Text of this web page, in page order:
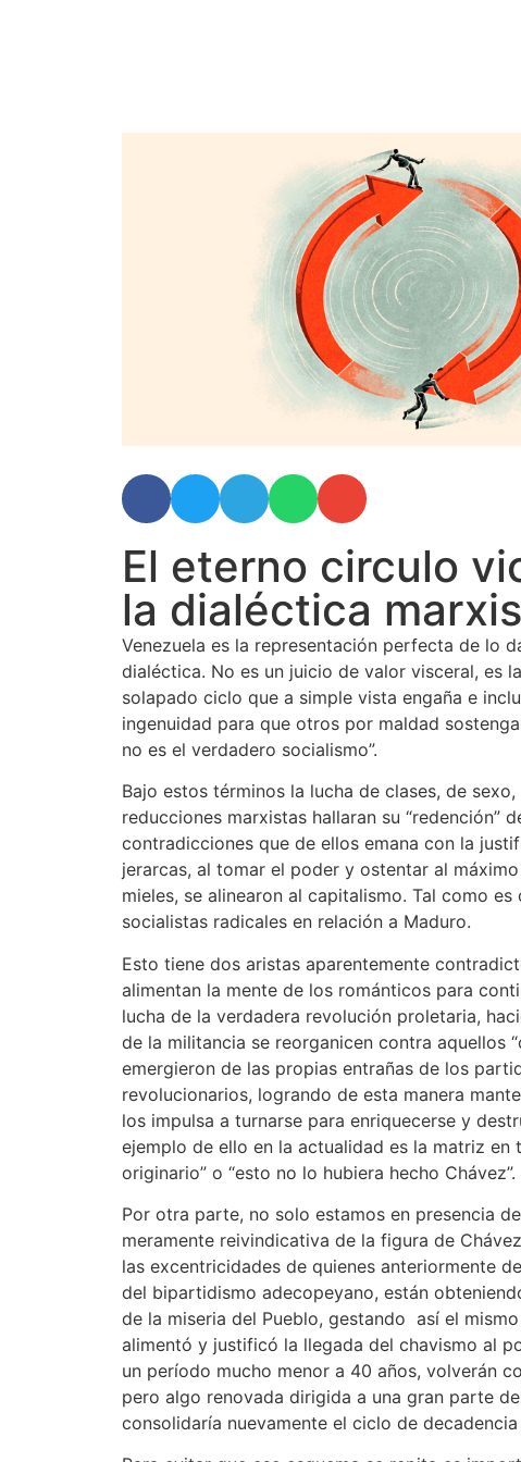
El eterno circulo
la dialéctica
Venezuela es la representación perfecta de lo
dialéctica. No es un juicio de valor visceral, es
solapado ciclo que a simple vista engaña e
ingenuidad para que otros por maldad
no es el verdadero socialismo”.
Bajo estos términos la lucha de clases, de
reducciones marxistas hallaran su “redención”
contradicciones que de ellos emana con la
jerarcas, al tomar el poder y ostentar al
mieles, se alinearon al capitalismo. Tal como
socialistas radicales en relación a Maduro.
Esto tiene dos aristas aparentemente
alimentan la mente de los románticos para
lucha de la verdadera revolución proletaria,
de la militancia se reorganicen contra aquellos
emergieron de las propias entrañas de los
revolucionarios, logrando de esta manera
los impulsa a turnarse para enriquecerse y
ejemplo de ello en la actualidad es la matriz en
originario” o “esto no lo hubiera hecho Chávez”.
Por otra parte, no solo estamos en presencia
meramente reivindicativa de la figura de
las excentricidades de quienes anteriormente
del bipartidismo adecopeyano, están
de la miseria del Pueblo, gestando así el
alimentó y justificó la llegada del chavismo al
un período mucho menor a 40 años, volverán
pero algo renovada dirigida a una gran parte
consolidaría nuevamente el ciclo de decadencia